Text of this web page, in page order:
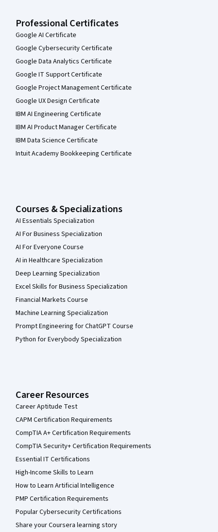
Professional Certificates
Google AI Certificate
Google Cybersecurity Certificate
Google Data Analytics Certificate
Google IT Support Certificate
Google Project Management Certificate
Google UX Design Certificate
IBM AI Engineering Certificate
IBM AI Product Manager Certificate
IBM Data Science Certificate
Intuit Academy Bookkeeping Certificate
Courses & Specializations
AI Essentials Specialization
AI For Business Specialization
AI For Everyone Course
AI in Healthcare Specialization
Deep Learning Specialization
Excel Skills for Business Specialization
Financial Markets Course
Machine Learning Specialization
Prompt Engineering for ChatGPT Course
Python for Everybody Specialization
Career Resources
Career Aptitude Test
CAPM Certification Requirements
CompTIA A+ Certification Requirements
CompTIA Security+ Certification Requirements
Essential IT Certifications
High-Income Skills to Learn
How to Learn Artificial Intelligence
PMP Certification Requirements
Popular Cybersecurity Certifications
Share your Coursera learning story